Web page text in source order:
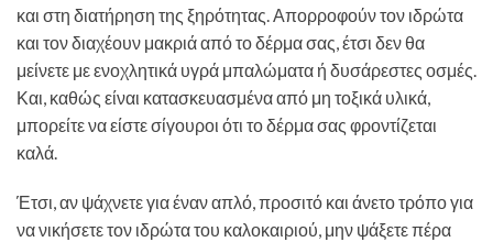
και στη διατήρηση της ξηρότητας. Απορροφούν τον ιδρώτα
και τον διαχέουν μακριά από το δέρμα σας, έτσι δεν θα
μείνετε με ενοχλητικά υγρά μπαλώματα ή δυσάρεστες οσμές.
Και, καθώς είναι κατασκευασμένα από μη τοξικά υλικά,
μπορείτε να είστε σίγουροι ότι το δέρμα σας φροντίζεται
καλά.
Έτσι, αν ψάχνετε για έναν απλό, προσιτό και άνετο τρόπο για
να νικήσετε τον ιδρώτα του καλοκαιριού, μην ψάξετε πέρα ​​